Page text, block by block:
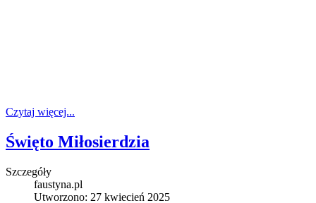
Czytaj więcej...
Święto Miłosierdzia
Szczegóły
faustyna.pl
Utworzono: 27 kwiecień 2025